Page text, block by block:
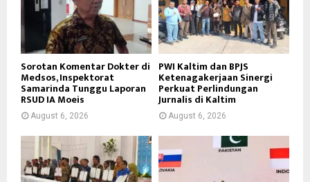
Sorotan Komentar Dokter di
Medsos, Inspektorat
Samarinda Tunggu Laporan
RSUD IA Moeis
August 6, 2026
PWI Kaltim dan BPJS
Ketenagakerjaan Sinergi
Perkuat Perlindungan
Jurnalis di Kaltim
August 6, 2026